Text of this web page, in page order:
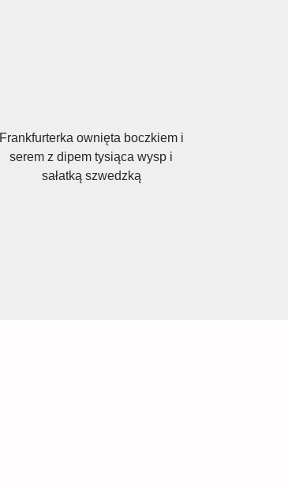
Frankfurterka ownięta boczkiem i
serem z dipem tysiąca wysp i
sałatką szwedzką